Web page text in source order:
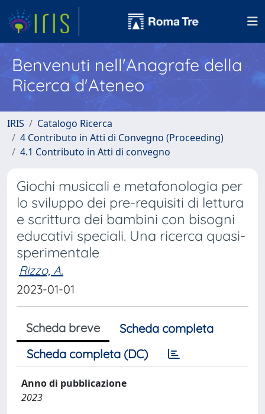
Benvenuti nell'Anagrafe della
Ricerca d'Ateneo
IRIS
Catalogo Ricerca
4 Contributo in Atti di Convegno (Proceeding)
4.1 Contributo in Atti di convegno
Giochi musicali e metafonologia per
lo sviluppo dei pre-requisiti di lettura
e scrittura dei bambini con bisogni
educativi speciali. Una ricerca quasi-
sperimentale
Rizzo, A.
2023-01-01
Scheda breve
Scheda completa
Scheda completa (DC)
Anno di pubblicazione
2023